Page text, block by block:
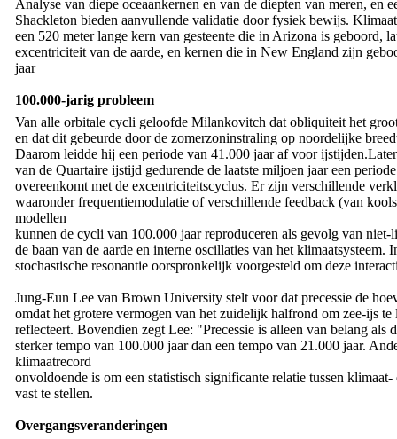
Analyse van diepe oceaankernen en van de diepten van meren, en
Shackleton bieden aanvullende validatie door fysiek bewijs.
een 520 meter lange kern van gesteente die in Arizona is geboord,
excentriciteit van de aarde, en kernen die in New England zijn
jaar
100.000-jarig probleem
Van alle orbitale cycli geloofde Milankovitch dat obliquiteit het
en dat dit gebeurde door de zomerzoninstraling op noordelijke
Daarom leidde hij een periode van 41.000 jaar af voor
van de Quartaire ijstijd gedurende de laatste miljoen jaar een
overeenkomt met de excentriciteitscyclus. Er zijn verschillende
waaronder frequentiemodulatie of verschillende feedback (van
modellen
kunnen de cycli van 100.000 jaar reproduceren als gevolg van
de baan van de aarde en interne oscillaties van het klimaatsysteem.
stochastische resonantie oorspronkelijk voorgesteld om deze
Jung-Eun Lee van Brown University stelt voor dat precessie de
omdat het grotere vermogen van het zuidelijk halfrond om zee-ijs te
reflecteert. Bovendien zegt Lee: "Precessie is alleen van belang als
sterker tempo van 100.000 jaar dan een tempo van 21.000 jaar.
klimaatrecord
onvoldoende is om een ​​statistisch significante relatie tussen
vast te stellen.
Overgangsveranderingen